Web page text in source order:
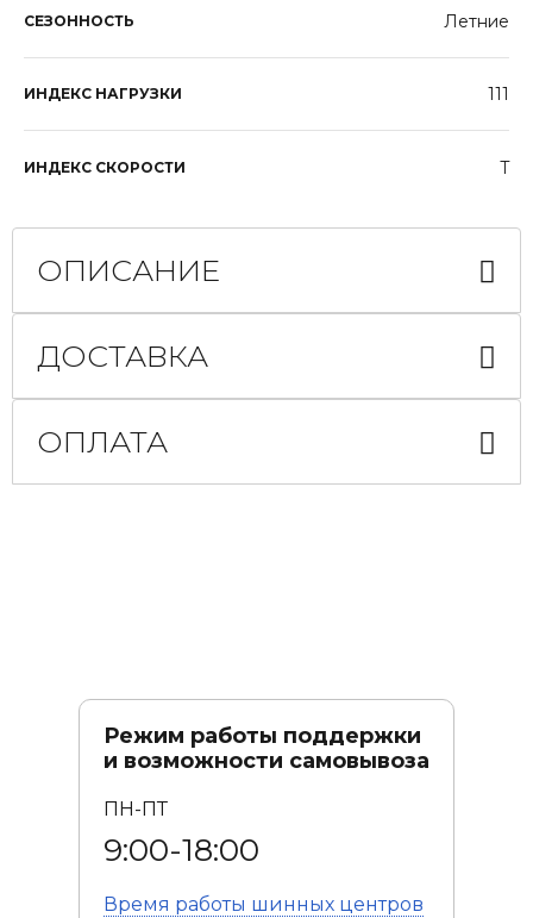
СЕЗОННОСТЬ Летние
ИНДЕКС НАГРУЗКИ 111
ИНДЕКС СКОРОСТИ T
ОПИСАНИЕ
ДОСТАВКА
ОПЛАТА
Режим работы поддержки
и возможности самовывоза
ПН-ПТ
9:00-18:00
Время работы шинных центров